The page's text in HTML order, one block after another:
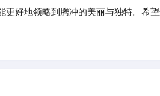
更好地领略到腾冲的美丽与独特。希